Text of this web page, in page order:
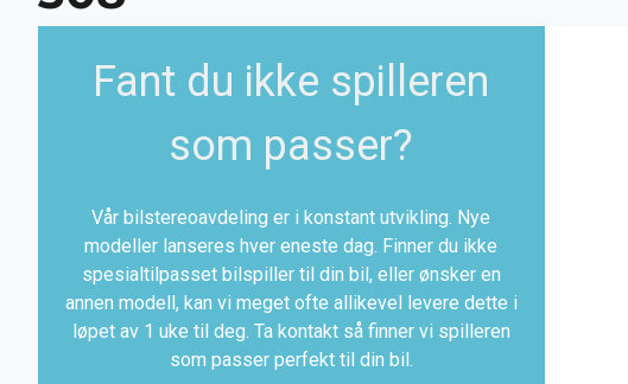
Fant du ikke spilleren
som passer?
Vår bilstereoavdeling er i konstant utvikling. Nye
modeller lanseres hver eneste dag. Finner du ikke
spesialtilpasset bilspiller til din bil, eller ønsker en
annen modell, kan vi meget ofte allikevel levere dette i
løpet av 1 uke til deg. Ta kontakt så finner vi spilleren
som passer perfekt til din bil.